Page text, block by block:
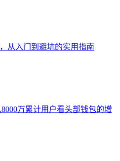
从入门到避坑的实用指南
万累计用户看头部钱包的增